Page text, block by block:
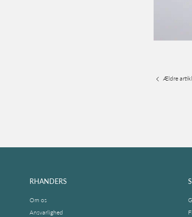
Ældre
RHANDERS
Om os
Ansvarlighed